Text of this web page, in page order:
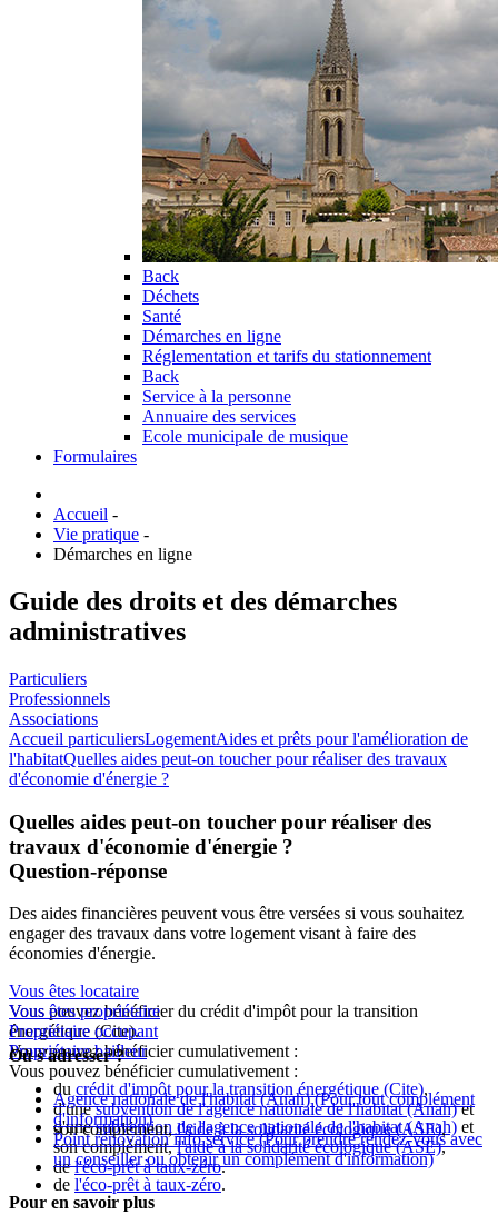
Back
Déchets
Santé
Démarches en ligne
Réglementation et tarifs du stationnement
Back
Service à la personne
Annuaire des services
Ecole municipale de musique
Formulaires
Accueil -
Vie pratique -
Démarches en ligne
Guide des droits et des démarches
administratives
Particuliers
Professionnels
Associations
Accueil particuliersLogementAides et prêts pour l'amélioration de
l'habitatQuelles aides peut-on toucher pour réaliser des travaux
d'économie d'énergie ?
Quelles aides peut-on toucher pour réaliser des
travaux d'économie d'énergie ?
Question-réponse
Des aides financières peuvent vous être versées si vous souhaitez
engager des travaux dans votre logement visant à faire des
économies d'énergie.
Vous êtes locataire
Vous pouvez bénéficier du crédit d'impôt pour la transition
énergétique (Cite).
Vous êtes propriétaire
Propriétaire occupant
Vous pouvez bénéficier cumulativement :
du crédit d'impôt pour la transition énergétique (Cite),
d'unesubvention de l'agence nationale de l'habitat (Anah) et
son complément,l'aide à la solidarité écologique (ASE),
de l'éco-prêt à taux-zéro.
Propriétaire bailleur
Vous pouvez bénéficier cumulativement :
d'unesubvention de l'agence nationale de l'habitat (Anah)et
son complément,l'aide à la solidarité écologique (ASE),
del'éco-prêt à taux-zéro.
Où s'adresser ?
Agence nationale de l'habitat (Anah)(Pour tout complément
d'information)
Point rénovation info service(Pour prendre rendez-vous avec
un conseiller ou obtenir un complément d'information)
Pour en savoir plus